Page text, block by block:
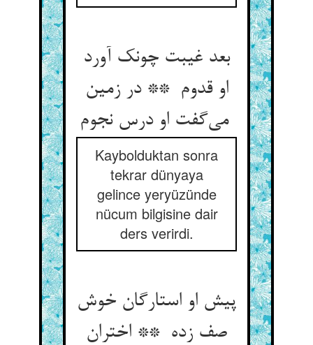
بعد غیبت چونک آورد
او قدوم ** در زمین
می‌گفت او درس نجوم
Kaybolduktan sonra
tekrar dünyaya
gelince yeryüzünde
nücum bilgisine dair
ders verirdi.
پیش او استارگان خوش
صف زده ** اختران